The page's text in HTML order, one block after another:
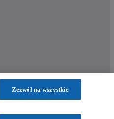
Zezwól na wszystkie